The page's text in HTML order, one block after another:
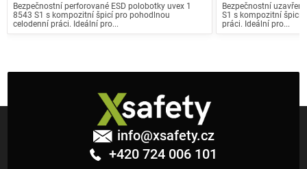
Bezpečnostní perforované ESD polobotky uvex 1
8543 S1 s kompozitní špicí pro pohodlnou
celodenní práci. Ideální pro...
Bezpečnostní
S1 s kompozitní špicí
práci. Ideální pro...
info@xsafety.cz
+420 724 006 101